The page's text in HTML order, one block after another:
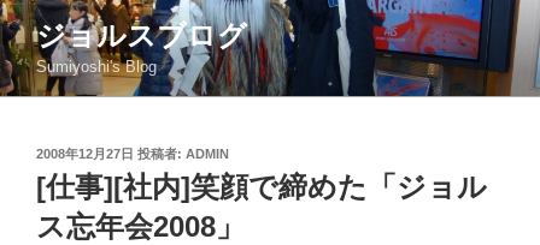
コ
ン
テ
ン
ジョルスブログ
Sumiyoshi's Blog
投
稿
日:
2008年12月27日 投稿者: ADMIN
[仕事][社内]笑顔で締めた「ジョル
ス忘年会2008」